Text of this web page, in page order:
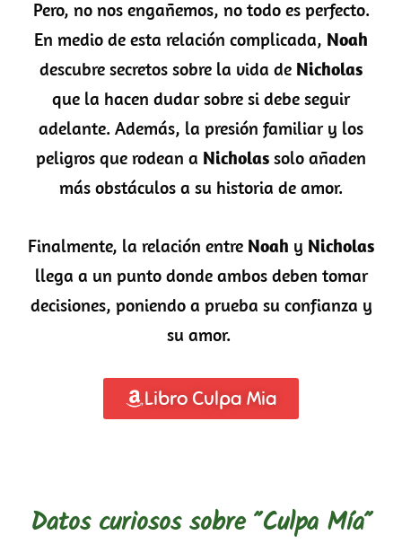
Pero, no nos engañemos, no todo es perfecto.
En medio de esta relación complicada, Noah
descubre secretos sobre la vida de Nicholas
que la hacen dudar sobre si debe seguir
adelante. Además, la presión familiar y los
peligros que rodean a Nicholas solo añaden
más obstáculos a su historia de amor.
Finalmente, la relación entre Noah y Nicholas
llega a un punto donde ambos deben tomar
decisiones, poniendo a prueba su confianza y
su amor.
Libro Culpa Mia
Datos curiosos sobre "Culpa Mía"